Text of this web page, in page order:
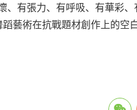
、有張力、有呼吸、有華彩
藝術在抗戰題材創作上的空